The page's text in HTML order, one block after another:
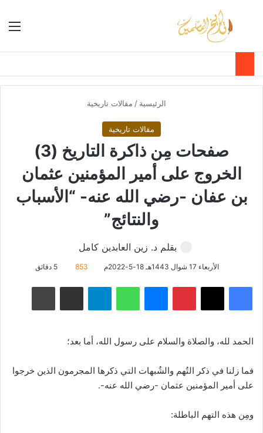
الوضع بحث عن
الرئيسية / مقالات تاريخية
مقالات تاريخية
صفحات مِن ذاكرة التاريخ (3)
الخروج على أمير المؤمنين عثمان
بن عفان -رضي الله عنه- “الأسباب
والنتائج”
بقلم د. زين العابدين كامل
الأربعاء 17 شوال 1443هـ 18-5-2022م 853
فيسبوك ‫X بينتيريستماسنجر واتساب تيلقرام مشاركة عبر البريد طباعة
الحمد لله، والصلاة والسلام على رسول الله، أما بعد؛
فما زلنا في ذكر التُهم والشُبهات التي ذكرها المجرمون الذين خرجوا
على أمير المؤمنين عثمان -رضي الله عنه-.
ومِن هذه التهم الباطلة: